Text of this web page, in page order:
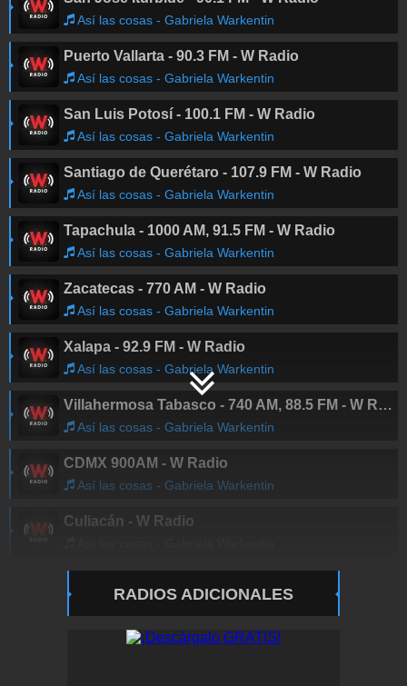
Así las cosas - Gabriela Warkentin
Puerto Vallarta - 90.3 FM - W Radio
Así las cosas - Gabriela Warkentin
San Luis Potosí - 100.1 FM - W Radio
Así las cosas - Gabriela Warkentin
Santiago de Querétaro - 107.9 FM - W Radio
Así las cosas - Gabriela Warkentin
Tapachula - 1000 AM, 91.5 FM - W Radio
Así las cosas - Gabriela Warkentin
Zacatecas - 770 AM - W Radio
Así las cosas - Gabriela Warkentin
Xalapa - 92.9 FM - W Radio
Así las cosas - Gabriela Warkentin
Villahermosa Tabasco - 740 AM, 88.5 FM - W Radio
Así las cosas - Gabriela Warkentin
CDMX 900AM - W Radio
Así las cosas - Gabriela Warkentin
Culiacán - W Radio
RADIOS ADICIONALES